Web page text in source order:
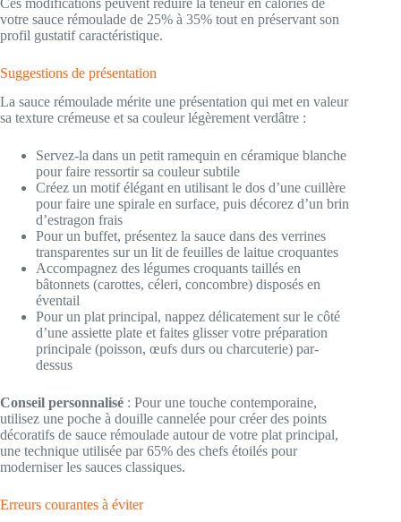
votre sauce rémoulade de 25% à 35% tout en préservant son
profil gustatif caractéristique.
Suggestions de présentation
La sauce rémoulade mérite une présentation qui met en valeur
sa texture crémeuse et sa couleur légèrement verdâtre :
Servez-la dans un petit ramequin en céramique blanche
pour faire ressortir sa couleur subtile
Créez un motif élégant en utilisant le dos d’une cuillère
pour faire une spirale en surface, puis décorez d’un brin
d’estragon frais
Pour un buffet, présentez la sauce dans des verrines
transparentes sur un lit de feuilles de laitue croquantes
Accompagnez des légumes croquants taillés en
bâtonnets (carottes, céleri, concombre) disposés en
éventail
Pour un plat principal, nappez délicatement sur le côté
d’une assiette plate et faites glisser votre préparation
principale (poisson, œufs durs ou charcuterie) par-
dessus
Conseil personnalisé : Pour une touche contemporaine,
utilisez une poche à douille cannelée pour créer des points
décoratifs de sauce rémoulade autour de votre plat principal,
une technique utilisée par 65% des chefs étoilés pour
moderniser les sauces classiques.
Erreurs courantes à éviter